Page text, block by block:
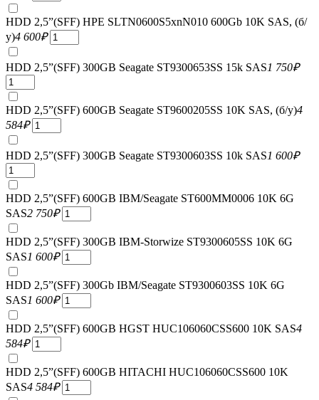
HDD 2,5”(SFF) HPE SLTN0600S5xnN010 600Gb 10K SAS, (б/
у)4 600₽
HDD 2,5”(SFF) 300GB Seagate ST9300653SS 15k SAS1 750₽
HDD 2,5”(SFF) 600GB Seagate ST9600205SS 10K SAS, (б/у)4
584₽
HDD 2,5”(SFF) 300GB Seagate ST9300603SS 10k SAS1 600₽
HDD 2,5”(SFF) 600GB IBM/Seagate ST600MM0006 10K 6G
SAS2 750₽
HDD 2,5”(SFF) 300GB IBM-Storwize ST9300605SS 10K 6G
SAS1 600₽
HDD 2,5”(SFF) 300Gb IBM/Seagate ST9300603SS 10K 6G
SAS1 600₽
HDD 2,5”(SFF) 600GB HGST HUC106060CSS600 10K SAS4
584₽
HDD 2,5”(SFF) 600GB HITACHI HUC106060CSS600 10K
SAS4 584₽